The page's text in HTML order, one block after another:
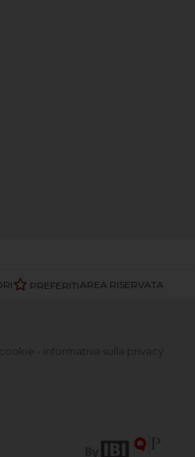
PREFERITI AREA RISERVATA
Informativa sulla privacy